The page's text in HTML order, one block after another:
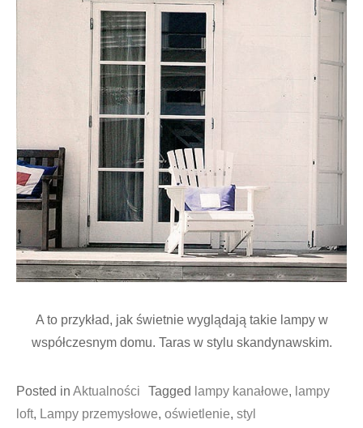
A to przykład, jak świetnie wyglądają takie lampy w
współczesnym domu. Taras w stylu skandynawskim.
Posted in Aktualności Tagged lampy kanałowe, lampy
loft, Lampy przemysłowe, oświetlenie, styl